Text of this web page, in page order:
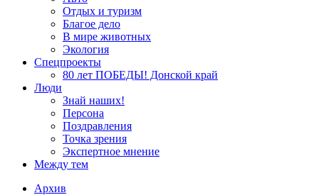
Отдых и туризм
Благое дело
В мире животных
Экология
Спецпроекты
80 лет ПОБЕДЫ! Донской край
Люди
Знай наших!
Персона
Поздравления
Точка зрения
Экспертное мнение
Между тем
Архив